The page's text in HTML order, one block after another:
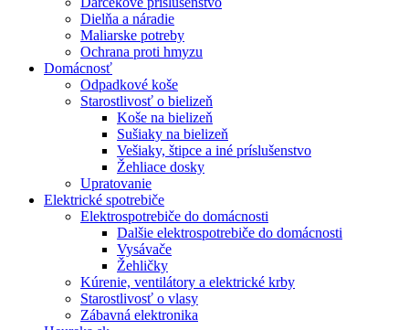
Dielňa a náradie
Maliarske potreby
Ochrana proti hmyzu
Domácnosť
Odpadkové koše
Starostlivosť o bielizeň
Koše na bielizeň
Sušiaky na bielizeň
Vešiaky, štipce a iné príslušenstvo
Žehliace dosky
Upratovanie
Elektrické spotrebiče
Elektrospotrebiče do domácnosti
Dalšie elektrospotrebiče do domácnosti
Vysávače
Žehličky
Kúrenie, ventilátory a elektrické krby
Starostlivosť o vlasy
Zábavná elektronika